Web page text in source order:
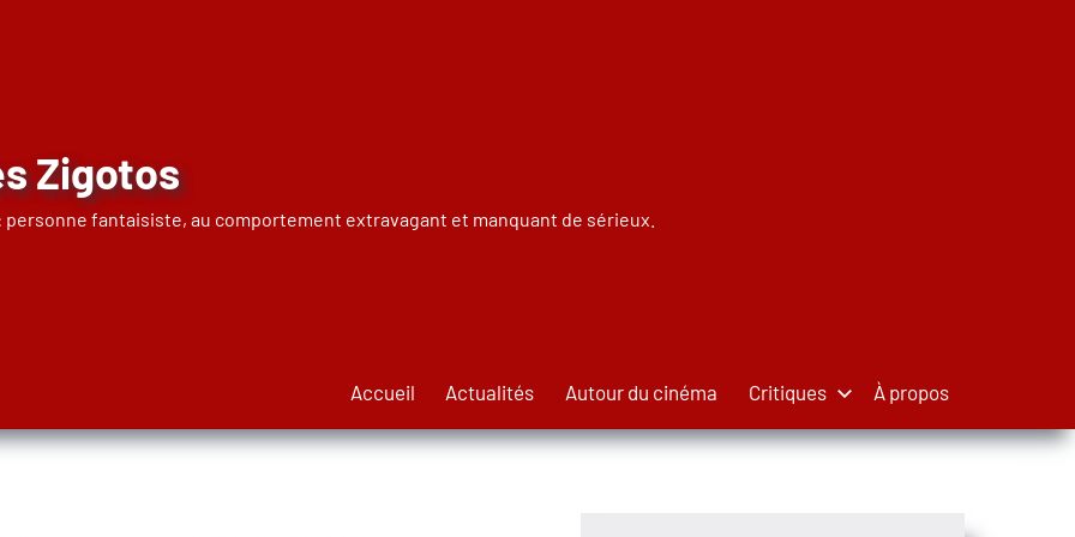
Zigotos
personne fantaisiste, au comportement extravagant et manquant de sérieux.
Accueil Actualités Autour du cinéma Critiques À propos